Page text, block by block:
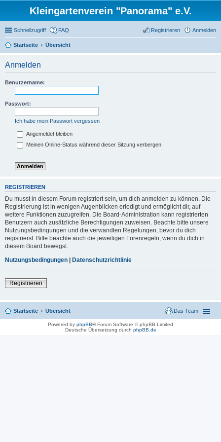
Kleingartenverein "Panorama" e.V.
Schnellzugriff FAQ Anmelden
Registrieren
Startseite Übersicht
Anmelden
Benutzername:
Passwort:
Ich habe mein Passwort vergessen
Angemeldet bleiben
Meinen Online-Status während dieser Sitzung verbergen
REGISTRIEREN
Du musst in diesem Forum registriert sein, um dich anmelden zu können. Die
Registrierung ist in wenigen Augenblicken erledigt und ermöglicht dir, auf
weitere Funktionen zuzugreifen. Die Board-Administration kann registrierten
Benutzern auch zusätzliche Berechtigungen zuweisen. Beachte bitte unsere
Nutzungsbedingungen und die verwandten Regelungen, bevor du dich
registrierst. Bitte beachte auch die jeweiligen Forenregeln, wenn du dich in
diesem Board bewegst.
Nutzungsbedingungen | Datenschutzrichtlinie
Registrieren
Startseite Übersicht Das Team
Powered by phpBB® Forum Software © phpBB Limited
Deutsche Übersetzung durch phpBB.de